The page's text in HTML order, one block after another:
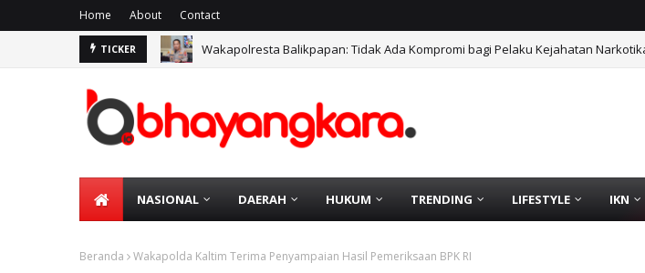
Home About Contact
TICKER Wakapolresta Balikpapan: Tidak Ada Kompromi bagi Pelaku Kejahatan
NASIONAL DAERAH HUKUM TRENDING LIFESTYLE IKN
Beranda Wakapolda Kaltim Terima Penyampaian Hasil Pemeriksaan BPK RI